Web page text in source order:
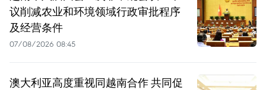
议削减农业和环境领域行政审批程序
及经营条件
07/08/2026 08:45
澳大利亚高度重视同越南合作 共同促